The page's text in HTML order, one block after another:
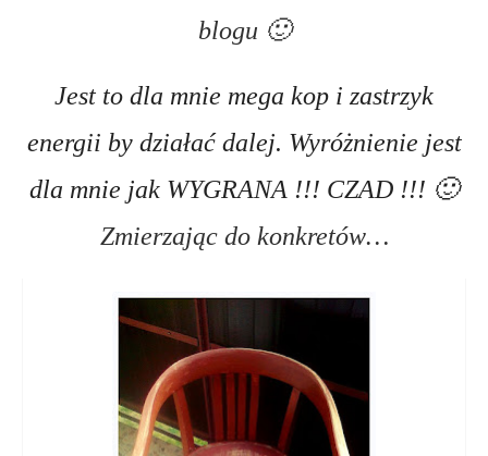
blogu 🙂
Jest to dla mnie mega kop i zastrzyk
energii by działać dalej. Wyróżnienie jest
dla mnie jak WYGRANA !!! CZAD !!! 🙂
Zmierzając do konkretów…